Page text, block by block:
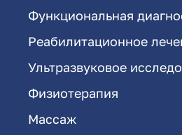
Функциональная
Реабилитационное
Ультразвуковое
Физиотерапия
Массаж